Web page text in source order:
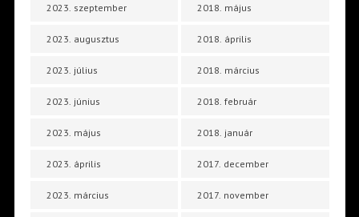
2023. szeptember
2023. augusztus
2023. július
2023. június
2023. május
2023. április
2023. március
2018. május
2018. április
2018. március
2018. február
2018. január
2017. december
2017. november